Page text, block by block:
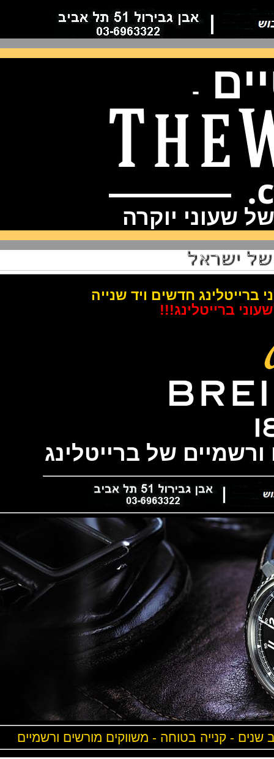
-
יוקרה
חדשים ויד שנייה
ברייטלינג!!!
של ברייטלינג
- קנייה בטוחה - משווקים מורשים ורשמיים